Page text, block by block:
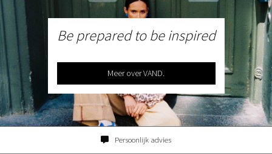
Be prepared to be inspired
Meer over VAND.
Persoonlijk advies